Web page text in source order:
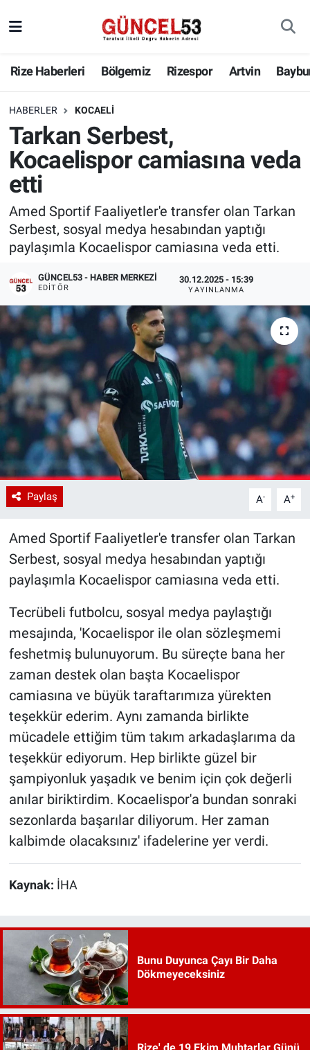
Rize Haberleri Bölgemiz Rizespor Artvin
HABERLER KOCAELI
Tarkan Serbest,
Kocaelispor camiasına veda
etti
Amed Sportif Faaliyetler'e transfer olan Tarkan
Serbest, sosyal medya hesabından yaptığı
paylaşımla Kocaelispor camiasına veda etti.
GÜNCEL53 - HABER MERKEZI
EDITÖR
30.12.2025 - 15:39
YAYINLANMA
Paylaş A- A+
Amed Sportif Faaliyetler'e transfer olan Tarkan
Serbest, sosyal medya hesabından yaptığı
paylaşımla Kocaelispor camiasına veda etti.
Tecrübeli futbolcu, sosyal medya paylaştığı
mesajında, 'Kocaelispor ile olan sözleşmemi
feshetmiş bulunuyorum. Bu süreçte bana her
zaman destek olan başta Kocaelispor
camiasına ve büyük taraftarımıza yürekten
teşekkür ederim. Aynı zamanda birlikte
mücadele ettiğim tüm takım arkadaşlarıma da
teşekkür ediyorum. Hep birlikte güzel bir
şampiyonluk yaşadık ve benim için çok değerli
anılar biriktirdim. Kocaelispor'a bundan sonraki
sezonlarda başarılar diliyorum. Her zaman
kalbimde olacaksınız' ifadelerine yer verdi.
Kaynak: İHA
Bunu Duyunca Çayı Bir Daha
Dökmeyeceksiniz
Rize' de 19 Ekim Muhtarlar Günü